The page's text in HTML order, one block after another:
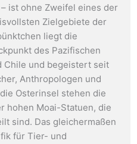
ist ohne Zweifel eines der
Zielgebiete der
liegt die
des Pazifischen
Chile und begeistert seit
Anthropologen und
Osterinsel stehen die
hohen Moai-Statuen, die
sind. Das gleichermaßen
für Tier- und